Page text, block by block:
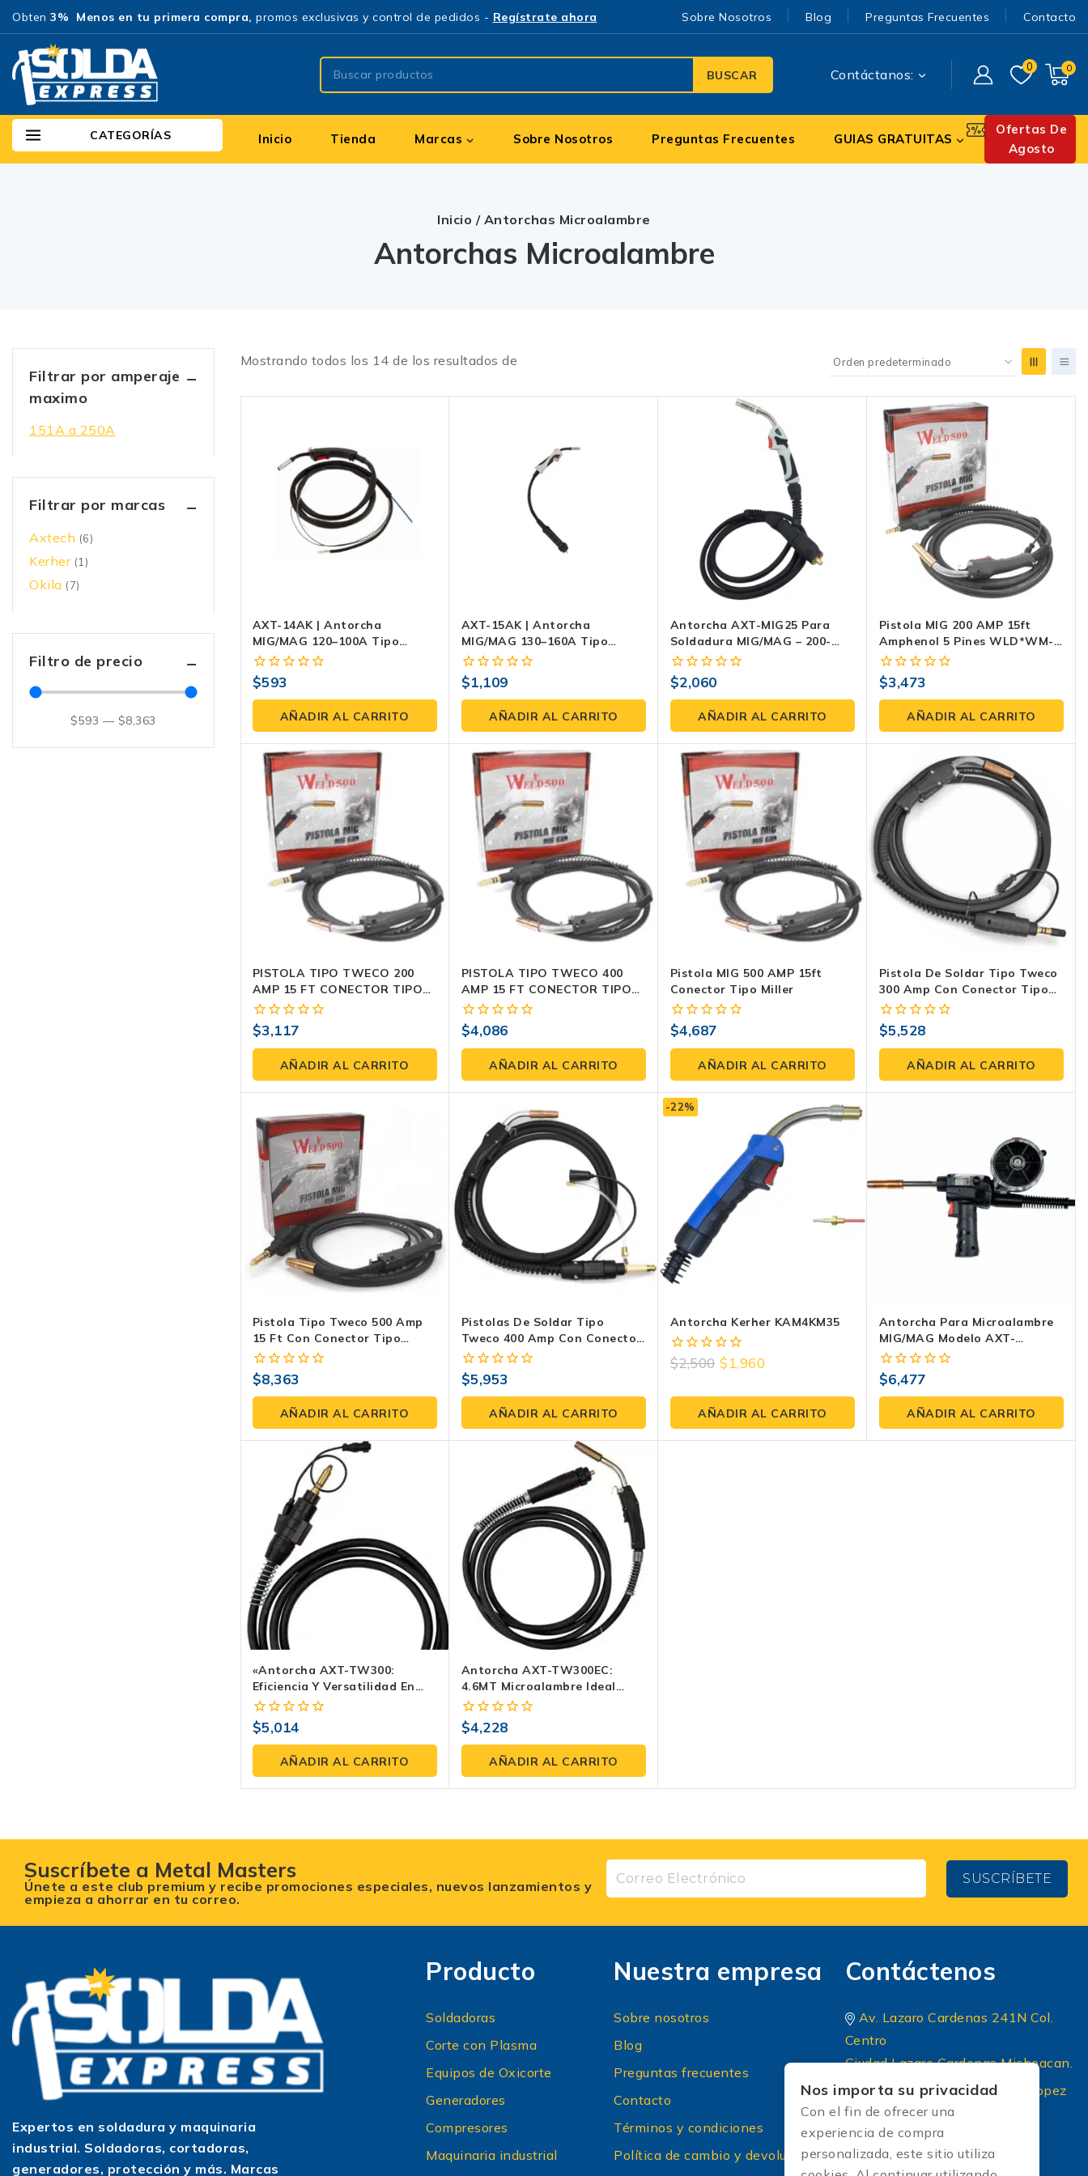
Obten 3% Menos en tu primera compra, promos exclusivas y control de pedidos - Regístrate ahora Sobre Nosotros Blog Preguntas Frecuentes Contacto
BUSCAR Contáctanos: 0 0
CATEGORÍAS Inicio Tienda Marcas Sobre Nosotros Preguntas Frecuentes GUIAS GRATUITAS
Ofertas De
Agosto
Inicio / Antorchas Microalambre
Antorchas Microalambre
Mostrando todos los 14 de los resultados de
AXT-14AK | Antorcha
MIG/MAG 120–100A Tipo
BINZEL Con Conector 3/8″ —
Profesional Y Compacta
0
fuera
5
$593
AÑADIR AL CARRITO
AXT-15AK | Antorcha
MIG/MAG 130–160A Tipo
BINZEL Con Euroconector —
Uso Profesional AX Tech
0
fuera
5
$1,109
AÑADIR AL CARRITO
Antorcha AXT-MIG25 Para
Soldadura MIG/MAG – 200-
230A, 3 Metros, Tipo Binzel,
Uso Profesional
0
fuera
5
$2,060
AÑADIR AL CARRITO
Pistola MIG 200 AMP 15ft
Amphenol 5 Pines WLD*WM-
KT215-5P
0
fuera
5
$3,473
AÑADIR AL CARRITO
PISTOLA TIPO TWECO 200
AMP 15 FT CONECTOR TIPO
MILLER
0
fuera
5
$3,117
AÑADIR AL CARRITO
PISTOLA TIPO TWECO 400
AMP 15 FT CONECTOR TIPO
MILLER
0
fuera
5
$4,086
AÑADIR AL CARRITO
Pistola MIG 500 AMP 15ft
Conector Tipo Miller
0
fuera
5
$4,687
AÑADIR AL CARRITO
Pistola De Soldar Tipo Tweco
300 Amp Con Conector Tipo
Miller: KCM*KM315-3545
Rendimiento Superior Y
Ergonomía Avanzada
0
fuera
5
$5,528
AÑADIR AL CARRITO
Pistola Tipo Tweco 500 Amp
15 Ft Con Conector Tipo
Miller WLD*WM-KM515
0
fuera
5
$8,363
AÑADIR AL CARRITO
Pistolas De Soldar Tipo
Tweco 400 Amp Con Conector
Tipo Miller DE 10 Y 15 FT:
Potencia Y Precisión En Tus
Manos
0
fuera
5
$5,953
AÑADIR AL CARRITO
-22%
Antorcha Kerher KAM4KM35
0
$2,500 $1,960
AÑADIR AL CARRITO
Antorcha Para Microalambre
MIG/MAG Modelo AXT-
SP250EC 200-230A 3 Metros
Tipo BINZEL Euroconector
0
fuera
5
$6,477
AÑADIR AL CARRITO
«Antorcha AXT-TW300:
Eficiencia Y Versatilidad En
Soldadura MIG 250 Axtech
Con Euroconector Para Uso
Industrial
0
fuera
5
$5,014
AÑADIR AL CARRITO
Antorcha AXT-TW300EC:
4.6MT Microalambre Ideal
Para Axt-MIG300 Para Uso
Industrial
0
fuera
5
$4,228
AÑADIR AL CARRITO
Filtrar por amperaje
maximo
151A a 250A
Filtrar por marcas
Axtech (6)
Kerher (1)
Okila (7)
Filtro de precio
$593 — $8,363
Suscríbete a Metal Masters
Únete a este club premium y recibe promociones especiales, nuevos lanzamientos y
empieza a ahorrar en tu correo.
SUSCRÍBETE
Expertos en soldadura y maquinaria
industrial. Soldadoras, cortadoras,
generadores, protección y más. Marcas
Producto
Soldadoras
Corte con Plasma
Equipos de Oxicorte
Generadores
Compresores
Maquinaria industrial
Nuestra empresa
Sobre nosotros
Blog
Preguntas frecuentes
Contacto
Términos y condiciones
Política de cambio y devoluciones
Contáctenos
Av. Lazaro Cardenas 241N Col.
Centro
Ciudad Lazaro Cardenas Michoacan.
Periferico Sur 8 A Principal lopez
portillo colonia: El briseño CP
45236 Zapopan Jalisco
+52 (33) 1604 5032
Nos importa su privacidad
Con el fin de ofrecer una
experiencia de compra
personalizada, este sitio utiliza